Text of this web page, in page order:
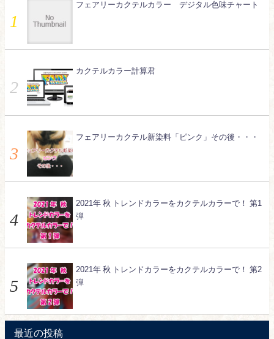
フェアリーカクテルカラー デジタル色味チャート
カクテルカラー計算君
フェアリーカクテル新染料「ピンク」その後・・・
2021年 秋 トレンドカラーをカクテルカラーで！ 第1
弾
2021年 秋 トレンドカラーをカクテルカラーで！ 第2
弾
最近の投稿